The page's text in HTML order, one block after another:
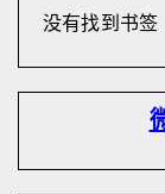
没有找到书签